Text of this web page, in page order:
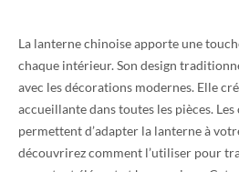
La lanterne chinoise apporte une
chaque intérieur. Son design
avec les décorations modernes. Elle
accueillante dans toutes les pièces.
permettent d’adapter la lanterne à
découvrirez comment l’utiliser pour